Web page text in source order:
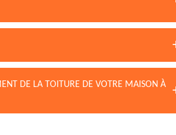
DE LA TOITURE DE VOTRE MAISON À